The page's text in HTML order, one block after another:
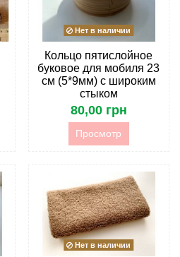
Нет в наличии
Кольцо пятислойное
буковое для мобиля 23
см (5*9мм) с широким
стыком
80,00 грн
Просмотр
Нет в наличии